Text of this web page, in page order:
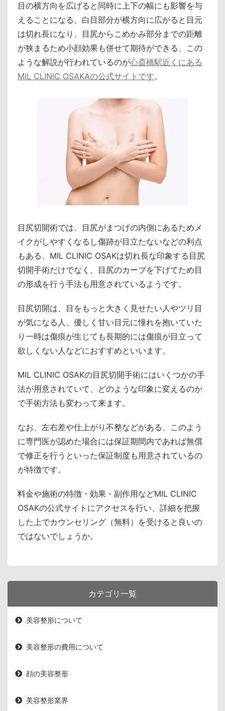
目の横方向を広げると同時に上下の幅にも影響を与
えることになる、白目部分が横方向に広がると目元
は切れ長になり、目尻からこめかみ部分までの距離
が狭まるため小顔効果も併せて期待ができる、この
ような解説が行われているのが心斎橋駅近くにある
MIL CLINIC OSAKAの公式サイトです。
目尻切開術では、目尻がまつげの内側にあるためメ
イクがしやすくなるし傷跡が目立たないなどの利点
もある、MIL CLINIC OSAKは切れ長な印象する目尻
切開手術だけでなく、目尻のカーブを下げてため目
の形成を行う手法も用意されているようです。
目尻切開は、目をもっと大きく見せたい人やツリ目
が気になる人、優しく甘い目元に憧れを抱いていた
り一時は傷痕が生じても長期的には傷痕が目立って
欲しくない人などにおすすめといいます。
MIL CLINIC OSAKの目尻切開手術にはいくつかの手
法が用意されていて、どのような印象に変えるのか
で手術方法も変わって来ます。
なお、左右差や仕上がり不整などがある、このよう
に専門医が認めた場合には保証期間内であれば無償
で修正を行うといった保証制度も用意されているの
が特徴です。
料金や施術の特徴・効果・副作用などMIL CLINIC
OSAKの公式サイトにアクセスを行い、詳細を把握
した上でカウンセリング（無料）を受けると良いの
ではないでしょうか。
カテゴリ一覧
美容整形について
美容整形の費用について
顔の美容整形
美容整形業界